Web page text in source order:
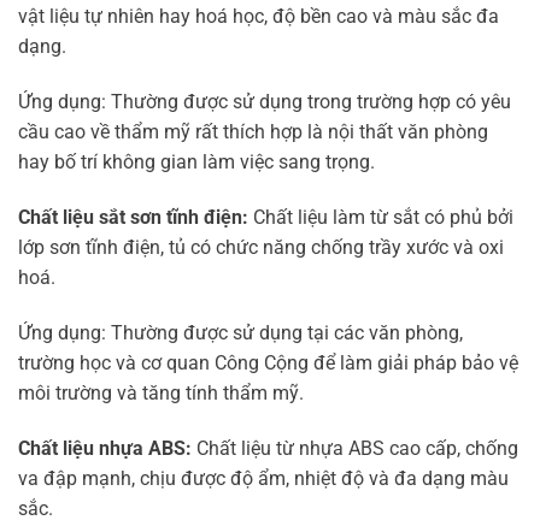
vật liệu tự nhiên hay hoá học, độ bền cao và màu sắc đa
dạng.
Ứng dụng: Thường được sử dụng trong trường hợp có yêu
cầu cao về thẩm mỹ rất thích hợp là nội thất văn phòng
hay bố trí không gian làm việc sang trọng.
Chất liệu sắt sơn tĩnh điện: Chất liệu làm từ sắt có phủ bởi
lớp sơn tĩnh điện, tủ có chức năng chống trầy xước và oxi
hoá.
Ứng dụng: Thường được sử dụng tại các văn phòng,
trường học và cơ quan Công Cộng để làm giải pháp bảo vệ
môi trường và tăng tính thẩm mỹ.
Chất liệu nhựa ABS: Chất liệu từ nhựa ABS cao cấp, chống
va đập mạnh, chịu được độ ẩm, nhiệt độ và đa dạng màu
sắc.